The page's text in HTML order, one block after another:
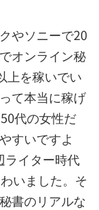
やソニーで20
オンライン秘
上を稼いでい
て本当に稼げ
代の女性だ
すいですよ
ライター時代
いました。そ
書のリアルな